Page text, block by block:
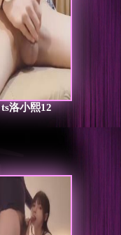
ts洛小熙12